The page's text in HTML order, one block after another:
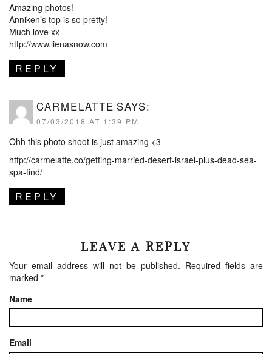
Amazing photos!
Anniken’s top is so pretty!
Much love xx
http://www.lienasnow.com
REPLY
CARMELATTE SAYS:
07/03/2018 AT 1:39 PM
Ohh this photo shoot is just amazing <3
http://carmelatte.co/getting-married-desert-israel-plus-dead-sea-
spa-find/
REPLY
LEAVE A REPLY
Your email address will not be published. Required fields are
marked *
Name
Email